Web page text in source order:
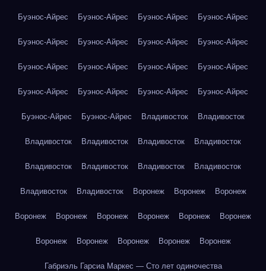
Буэнос-Айрес Буэнос-Айрес Буэнос-Айрес Буэнос-Айрес
Буэнос-Айрес Буэнос-Айрес Буэнос-Айрес Буэнос-Айрес
Буэнос-Айрес Буэнос-Айрес Буэнос-Айрес Буэнос-Айрес
Буэнос-Айрес Буэнос-Айрес Буэнос-Айрес Буэнос-Айрес
Буэнос-Айрес Буэнос-Айрес Владивосток Владивосток
Владивосток Владивосток Владивосток Владивосток
Владивосток Владивосток Владивосток Владивосток
Владивосток Владивосток Воронеж Воронеж Воронеж
Воронеж Воронеж Воронеж Воронеж Воронеж Воронеж
Воронеж Воронеж Воронеж Воронеж Воронеж
Габриэль Гарсиа Маркес — Сто лет одиночества